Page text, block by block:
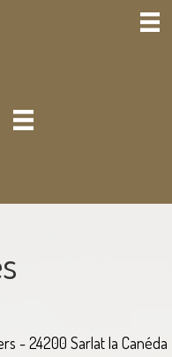
- 24200 Sarlat la Canéda